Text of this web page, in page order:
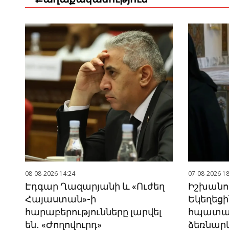
08-08-2026 14:24
Էդգար Ղազարյանի և «Ուժեղ
Հայաստան»-ի
հարաբերությունները լարվել
են․ «Ժողովուրդ»
07-08-2026